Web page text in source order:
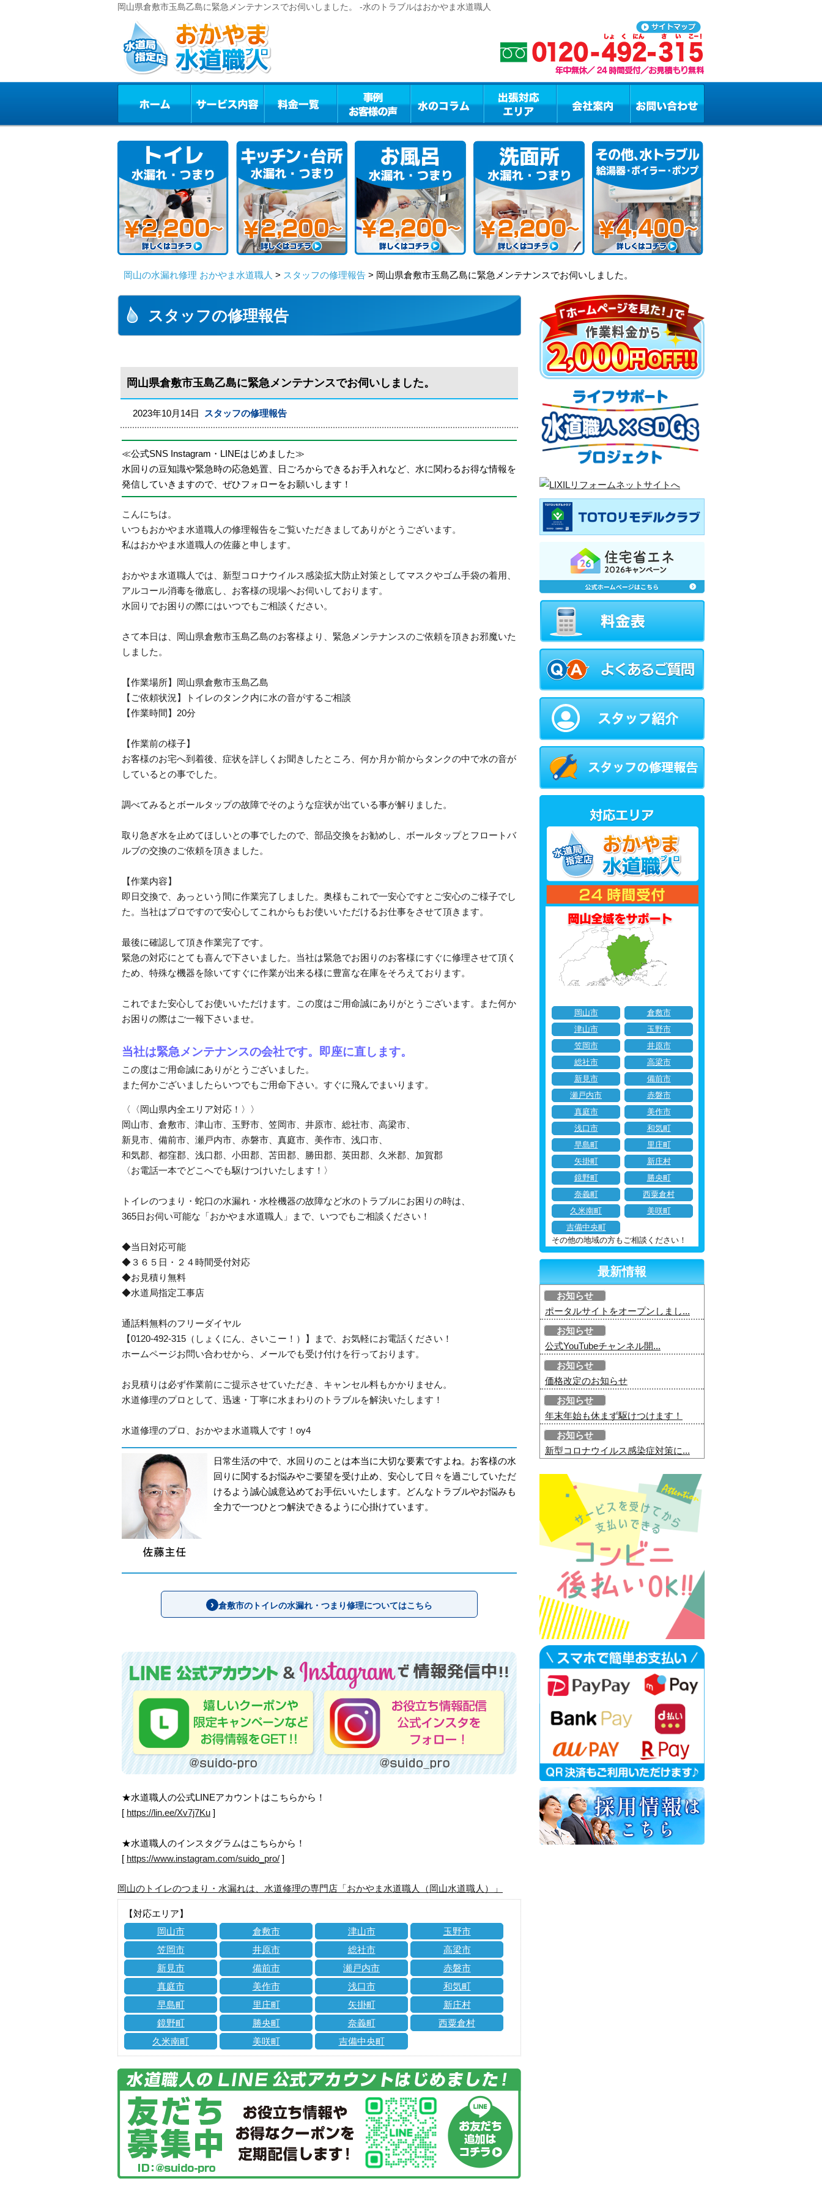
岡山県倉敷市玉島乙島に緊急メンテナンスでお伺いしました。 -水のトラブルはおかやま水道職人
岡山の水漏れ修理 おかやま水道職人 > スタッフの修理報告 > 岡山県倉敷市玉島乙島に緊急メンテナンスでお伺いしました。
スタッフの修理報告
岡山県倉敷市玉島乙島に緊急メンテナンスでお伺いしました。
2023年10月14日 スタッフの修理報告
≪公式SNS Instagram・LINEはじめました≫
水回りの豆知識や緊急時の応急処置、日ごろからできるお手入れなど、水に関わるお得な情報を
発信していきますので、ぜひフォローをお願いします！
こんにちは。
いつもおかやま水道職人の修理報告をご覧いただきましてありがとうございます。
私はおかやま水道職人の佐藤と申します。
おかやま水道職人では、新型コロナウイルス感染拡大防止対策としてマスクやゴム手袋の着用、
アルコール消毒を徹底し、お客様の現場へお伺いしております。
水回りでお困りの際にはいつでもご相談ください。
さて本日は、岡山県倉敷市玉島乙島のお客様より、緊急メンテナンスのご依頼を頂きお邪魔いた
しました。
【作業場所】岡山県倉敷市玉島乙島
【ご依頼状況】トイレのタンク内に水の音がするご相談
【作業時間】20分
【作業前の様子】
お客様のお宅へ到着後、症状を詳しくお聞きしたところ、何か月か前からタンクの中で水の音が
しているとの事でした。
調べてみるとボールタップの故障でそのような症状が出ている事が解りました。
取り急ぎ水を止めてほしいとの事でしたので、部品交換をお勧めし、ボールタップとフロートバ
ルブの交換のご依頼を頂きました。
【作業内容】
即日交換で、あっという間に作業完了しました。奥様もこれで一安心ですとご安心のご様子でし
た。当社はプロですので安心してこれからもお使いいただけるお仕事をさせて頂きます。
最後に確認して頂き作業完了です。
緊急の対応にとても喜んで下さいました。当社は緊急でお困りのお客様にすぐに修理させて頂く
ため、特殊な機器を除いてすぐに作業が出来る様に豊富な在庫をそろえております。
これでまた安心してお使いいただけます。この度はご用命誠にありがとうございます。また何か
お困りの際はご一報下さいませ。
当社は緊急メンテナンスの会社です。即座に直します。
この度はご用命誠にありがとうございました。
また何かございましたらいつでもご用命下さい。すぐに飛んでまいります。
〈〈岡山県内全エリア対応！〉〉
岡山市、倉敷市、津山市、玉野市、笠岡市、井原市、総社市、高梁市、
新見市、備前市、瀬戸内市、赤磐市、真庭市、美作市、浅口市、
和気郡、都窪郡、浅口郡、小田郡、苫田郡、勝田郡、英田郡、久米郡、加賀郡
〈お電話一本でどこへでも駆けつけいたします！〉
トイレのつまり・蛇口の水漏れ・水栓機器の故障など水のトラブルにお困りの時は、
365日お伺い可能な「おかやま水道職人」まで、いつでもご相談ください！
◆当日対応可能
◆３６５日・２４時間受付対応
◆お見積り無料
◆水道局指定工事店
通話料無料のフリーダイヤル
【0120-492-315（しょくにん、さいこー！）】まで、お気軽にお電話ください！
ホームページお問い合わせから、メールでも受け付けを行っております。
お見積りは必ず作業前にご提示させていただき、キャンセル料もかかりません。
水道修理のプロとして、迅速・丁寧に水まわりのトラブルを解決いたします！
水道修理のプロ、おかやま水道職人です！oy4
日常生活の中で、水回りのことは本当に大切な要素ですよね。お客様の水
回りに関するお悩みやご要望を受け止め、安心して日々を過ごしていただ
けるよう誠心誠意込めてお手伝いいたします。どんなトラブルやお悩みも
全力で一つひとつ解決できるように心掛けています。
倉敷市のトイレの水漏れ・つまり修理についてはこちら
★水道職人の公式LINEアカウントはこちらから！
[ https://lin.ee/Xv7j7Ku ]
★水道職人のインスタグラムはこちらから！
[ https://www.instagram.com/suido_pro/ ]
岡山のトイレのつまり・水漏れは、水道修理の専門店「おかやま水道職人（岡山水道職人）」
【対応エリア】
岡山市
倉敷市 津山市
玉野市
笠岡市
井原市 総社市
高梁市
新見市
備前市 瀬戸内市
赤磐市
真庭市
美作市 浅口市
和気町
早島町
里庄町 矢掛町
新庄村
鏡野町
勝央町 奈義町
西粟倉村
久米南町
美咲町 吉備中央町
岡山市
倉敷市
津山市
玉野市
笠岡市
井原市
総社市
高梁市
新見市
備前市
瀬戸内市
赤磐市
真庭市
美作市
浅口市
和気町
早島町
里庄町
矢掛町
新庄村
鏡野町
勝央町
奈義町
西粟倉村
久米南町
美咲町
吉備中央町
その他の地域の方もご相談ください！
最新情報
お知らせ
ポータルサイトをオープンしまし...
お知らせ
公式YouTubeチャンネル開...
お知らせ
価格改定のお知らせ
お知らせ
年末年始も休まず駆けつけます！
お知らせ
新型コロナウイルス感染症対策に...